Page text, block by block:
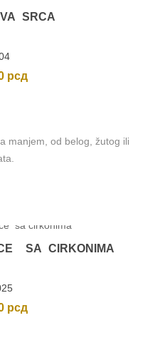
SRCA
рсд
manjem, od belog, žutog ili
SA CIRKONIMA
рсд